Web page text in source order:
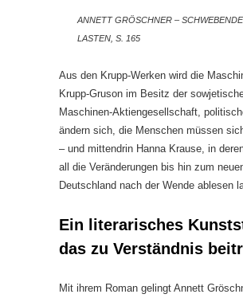
ANNETT GRÖSCHNER – SCHWEBENDE
LASTEN, S. 165
Aus den Krupp-Werken wird die
Krupp-Gruson im Besitz der
Maschinen-Aktiengesellschaft,
ändern sich, die Menschen müssen
– und mittendrin Hanna Krause, in
all die Veränderungen bis hin zum
Deutschland nach der Wende ablesen
Ein literarisches
das zu Verständnis
Mit ihrem Roman gelingt Annett